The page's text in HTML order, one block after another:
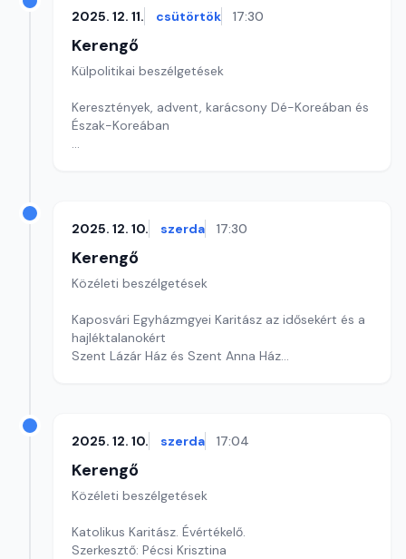
2025. 12. 11. csütörtök 17:30
Kerengő
Külpolitikai beszélgetések
Keresztények, advent, karácsony Dé-Koreában és
Észak-Koreában
2025. 12. 10. szerda 17:30
Kerengő
Közéleti beszélgetések
Kaposvári Egyházmgyei Karitász az idősekért és a
hajléktalanokért
Szent Lázár Ház és Szent Anna Ház
2025. 12. 10. szerda 17:04
Kerengő
Közéleti beszélgetések
Katolikus Karitász. Évértékelő.
Szerkesztő: Pécsi Krisztina